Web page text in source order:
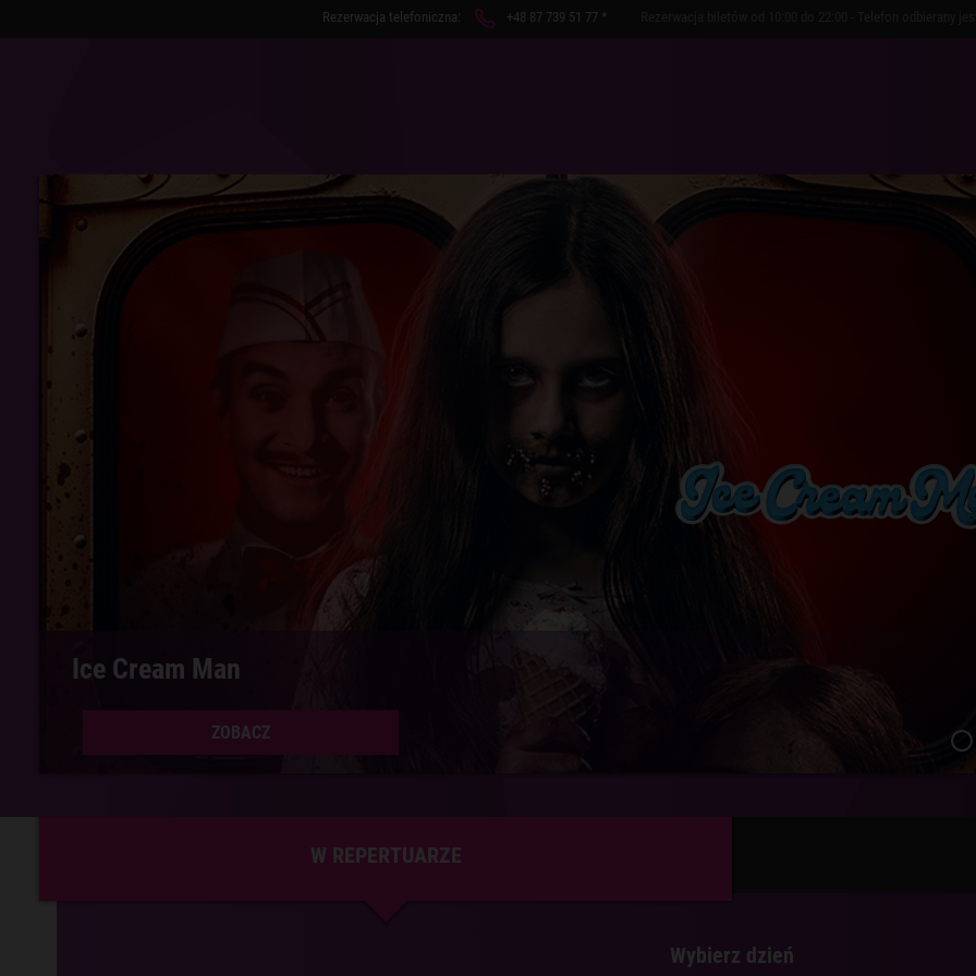
Rezerwacja telefoniczna: +48 87 739 51 77 *
FOTEL VIPSZKOŁA W
KOLONIE W
Spider-Man: Całkiem nowy dzień 3D dubbing
ZOBACZ
W REPERTUARZE
Wybierz dzień